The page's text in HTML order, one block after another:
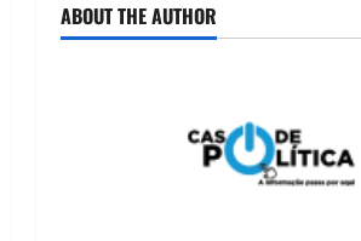
ABOUT THE AUTHOR